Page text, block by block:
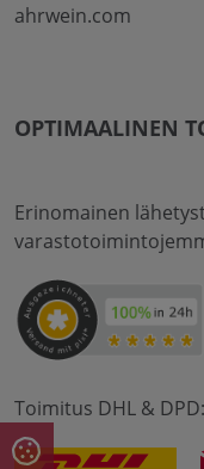
ahrwein.com
OPTIMAALINEN
Erinomainen
Toimitus DHL & DPD: